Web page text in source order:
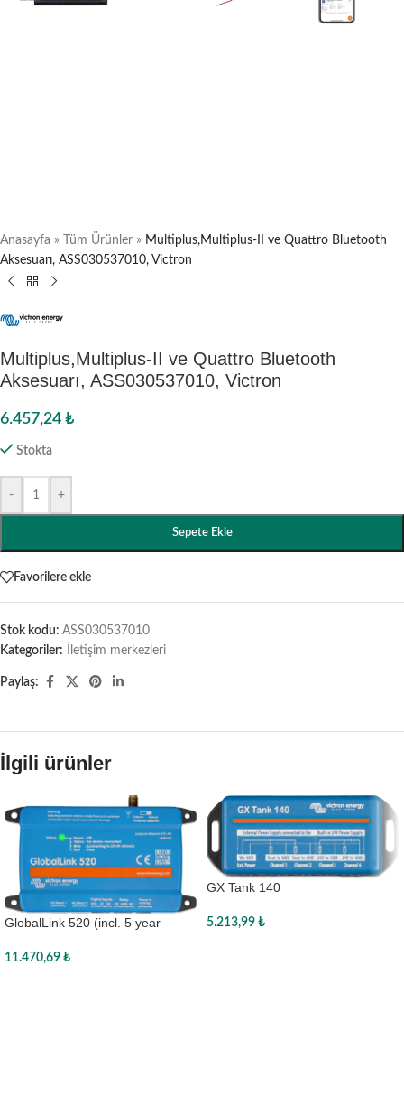
Anasayfa » Tüm Ürünler » Multiplus,Multiplus-II ve Quattro Bluetooth
Aksesuarı, ASS030537010, Victron
Multiplus,Multiplus-II ve Quattro Bluetooth
Aksesuarı, ASS030537010, Victron
6.457,24 ₺
Stokta
- +
Sepete Ekle
Favorilere ekle
Stok kodu: ASS030537010
Kategoriler:
İletişim merkezleri
Paylaş:
İlgili ürünler
GlobalLink 520 (incl. 5 year
11.470,69 ₺
GX Tank 140
5.213,99 ₺